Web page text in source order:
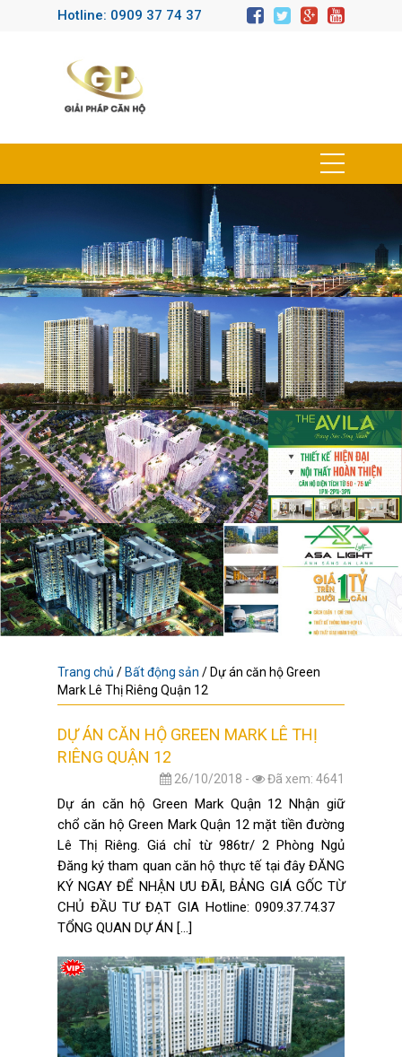
Hotline: 0909 37 74 37
Trang chủ / Bất động sản / Dự án căn hộ Green
Mark Lê Thị Riêng Quận 12
DỰ ÁN CĂN HỘ GREEN MARK LÊ THỊ
RIÊNG QUẬN 12
26/10/2018 - Đã xem: 4641
Dự án căn hộ Green Mark Quận 12 Nhận giữ
chổ căn hộ Green Mark Quận 12 mặt tiền đường
Lê Thị Riêng. Giá chỉ từ 986tr/ 2 Phòng Ngủ
Đăng ký tham quan căn hộ thực tế tại đây ĐĂNG
KÝ NGAY ĐỂ NHẬN ƯU ĐÃI, BẢNG GIÁ GỐC TỪ
CHỦ ĐẦU TƯ ĐẠT GIA Hotline: 0909.37.74.37
TỔNG QUAN DỰ ÁN […]